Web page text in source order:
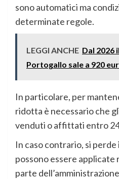
sono automatici ma
determinate regole.
LEGGI ANCHE Dal 2026
Portogallo sale a 920
In particolare, per
ridotta è necessario che
venduti o affittati entro
In caso contrario, si
possono essere
parte